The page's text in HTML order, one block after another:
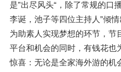
是”出尽风头“，除了常规的口
李诞，池子等四位主持人”倾
为助素人实现梦想的环节，节
平台和机会的同时，有钱花也
惊喜：无论是全家海外游的机